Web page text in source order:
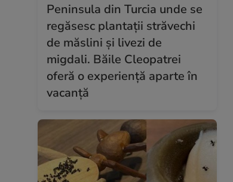
Peninsula din Turcia unde se
regăsesc plantații străvechi
de măslini și livezi de
migdali. Băile Cleopatrei
oferă o experiență aparte în
vacanță